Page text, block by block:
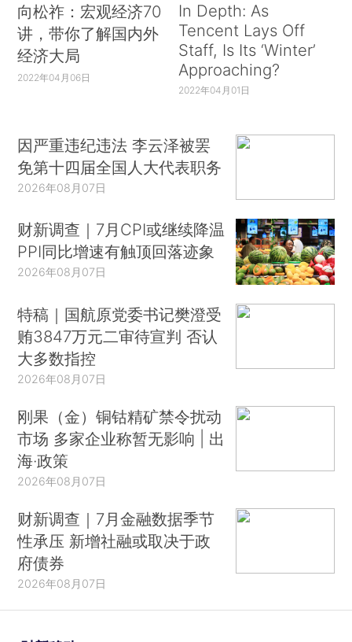
向松祚：宏观经济70
讲，带你了解国内外
经济大局
2022年04月06日
In Depth: As
Tencent Lays Off
Staff, Is Its ‘Winter’
Approaching?
2022年04月01日
因严重违纪违法 李云泽被罢
免第十四届全国人大代表职务
2026年08月07日
财新调查｜7月CPI或继续降温
PPI同比增速有触顶回落迹象
2026年08月07日
特稿｜国航原党委书记樊澄受
贿3847万元二审待宣判 否认
大多数指控
2026年08月07日
刚果（金）铜钴精矿禁令扰动
市场 多家企业称暂无影响 | 出
海·政策
2026年08月07日
财新调查｜7月金融数据季节
性承压 新增社融或取决于政
府债券
2026年08月07日